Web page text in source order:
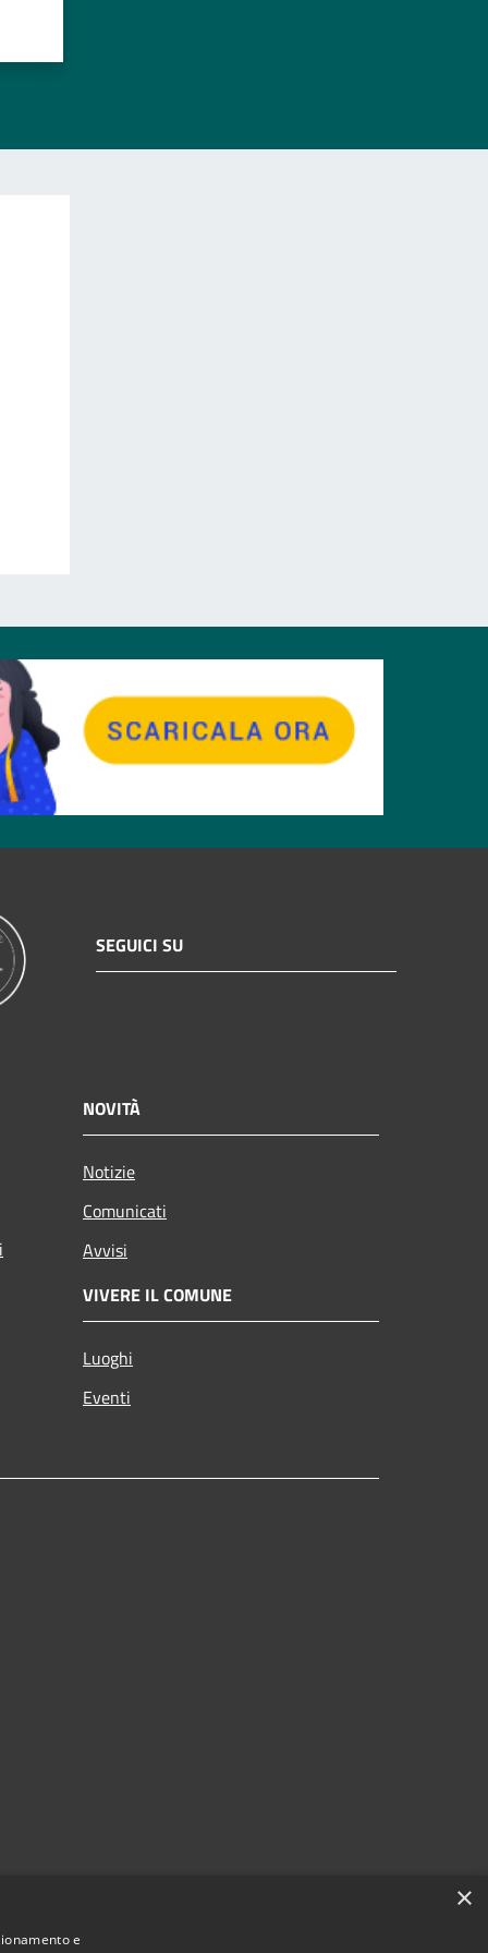
SEGUICI SU
NOVITÀ
Notizie
Comunicati
Avvisi
VIVERE IL COMUNE
Luoghi
Eventi
×
e